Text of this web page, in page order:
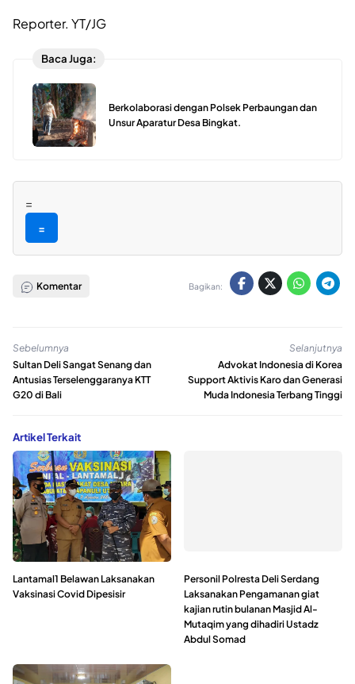
Reporter. YT/JG
Baca Juga:
Berkolaborasi dengan Polsek Perbaungan dan
Unsur Aparatur Desa Bingkat.
=
=
Komentar Bagikan:
Sebelumnya
Sultan Deli Sangat Senang dan
Antusias Terselenggaranya KTT
G20 di Bali
Selanjutnya
Advokat Indonesia di Korea
Support Aktivis Karo dan Generasi
Muda Indonesia Terbang Tinggi
Artikel Terkait
Lantamal1 Belawan Laksanakan
Vaksinasi Covid Dipesisir
Personil Polresta Deli Serdang
Laksanakan Pengamanan giat
kajian rutin bulanan Masjid Al-
Mutaqim yang dihadiri Ustadz
Abdul Somad